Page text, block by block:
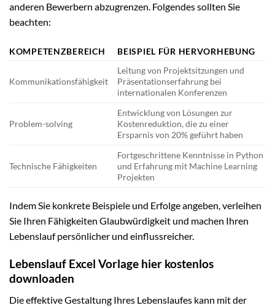
anderen Bewerbern abzugrenzen. Folgendes sollten Sie
beachten:
KOMPETENZBEREICH BEISPIEL FÜR HERVORHEBUNG
Kommunikationsfähigkeit
Leitung von Projektsitzungen und
Präsentationserfahrung bei
internationalen Konferenzen
Problem-solving
Entwicklung von Lösungen zur
Kostenreduktion, die zu einer
Ersparnis von 20% geführt haben
Technische Fähigkeiten
Fortgeschrittene Kenntnisse in Python
und Erfahrung mit Machine Learning
Projekten
Indem Sie konkrete Beispiele und Erfolge angeben, verleihen
Sie Ihren Fähigkeiten Glaubwürdigkeit und machen Ihren
Lebenslauf persönlicher und einflussreicher.
Lebenslauf Excel Vorlage hier kostenlos
downloaden
Die effektive Gestaltung Ihres Lebenslaufes kann mit der